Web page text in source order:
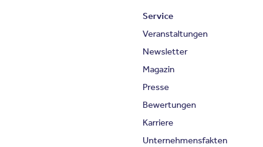
Service
Veranstaltungen
Newsletter
Magazin
Presse
Bewertungen
Karriere
Unternehmensfakten